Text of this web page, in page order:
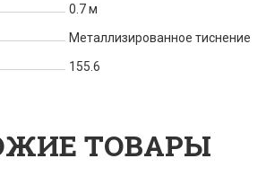
0.7 м
Металлизированное тиснение
155.6
ТОВАРЫ